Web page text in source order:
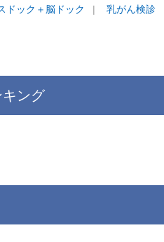
ドック＋脳ドック 乳がん検診
キング